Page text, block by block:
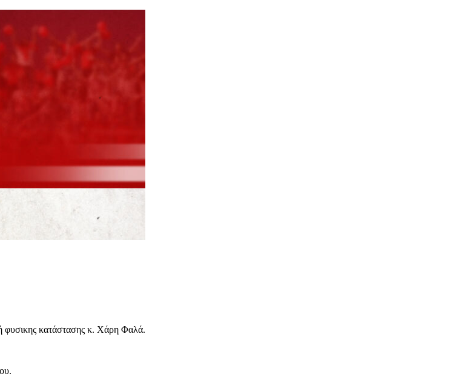
φυσικης κατάστασης κ. Χάρη Φαλά.